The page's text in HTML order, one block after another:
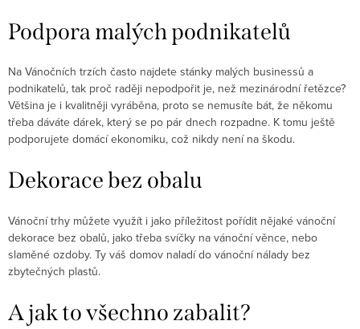
Podpora malých podnikatelů
Na Vánočních trzích často najdete stánky malých businessů a
podnikatelů, tak proč raději nepodpořit je, než mezinárodní řetězce?
Většina je i kvalitněji vyráběna, proto se nemusíte bát, že někomu
třeba dáváte dárek, který se po pár dnech rozpadne. K tomu ještě
podporujete domácí ekonomiku, což nikdy není na škodu.
Dekorace bez obalu
Vánoční trhy můžete využít i jako příležitost pořídit nějaké vánoční
dekorace bez obalů, jako třeba svíčky na vánoční věnce, nebo
slaměné ozdoby. Ty váš domov naladí do vánoční nálady bez
zbytečných plastů.
A jak to všechno zabalit?